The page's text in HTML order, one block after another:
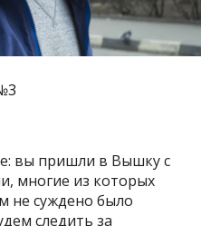
вы пришли в Вышку с
многие из которых
не суждено было
следить за